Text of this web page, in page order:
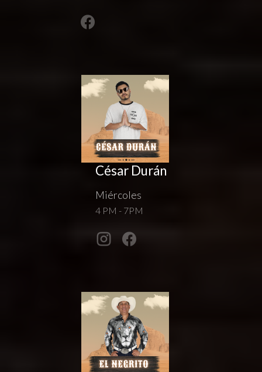
César Durán
Miércoles
4 PM - 7PM